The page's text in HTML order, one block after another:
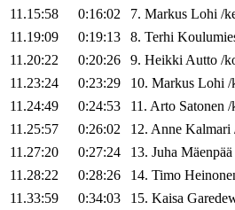
11.15:58
0:16:02 7. Markus Lohi /
11.19:09
0:19:13 8. Terhi
11.20:22
0:20:26 9. HeikkiAutto /
11.23:24
0:23:29 10. Markus Lohi /
11.24:49
0:24:53 11. Arto Satonen /
11.25:57
0:26:02 12. Anne Kalmari
11.27:20
0:27:24 13. Juha Mäenpää
11.28:22
0:28:26 14. Timo
11.33:59
0:34:03 15. Kaisa